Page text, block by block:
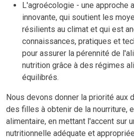
L'agroécologie - une approche
innovante, qui soutient les
résilients au climat et qui est
connaissances, pratiques et
pour assurer la pérennité de
nutrition grâce à des régimes
équilibrés.
Nous devons donner la priorité aux
des filles à obtenir de la nourriture,
alimentaire, en mettant l'accent sur
nutritionnelle adéquate et